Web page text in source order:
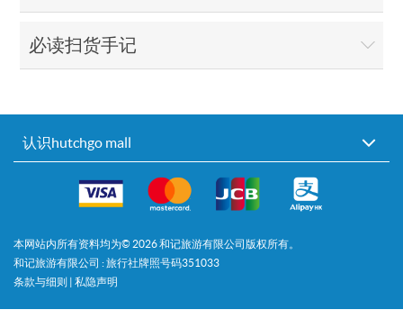
必读扫货手记
认识hutchgo mall
本网站内所有资料均为© 2026和记旅游有限公司版权所有。
和记旅游有限公司 : 旅行社牌照号码351033
条款与细则 | 私隐声明